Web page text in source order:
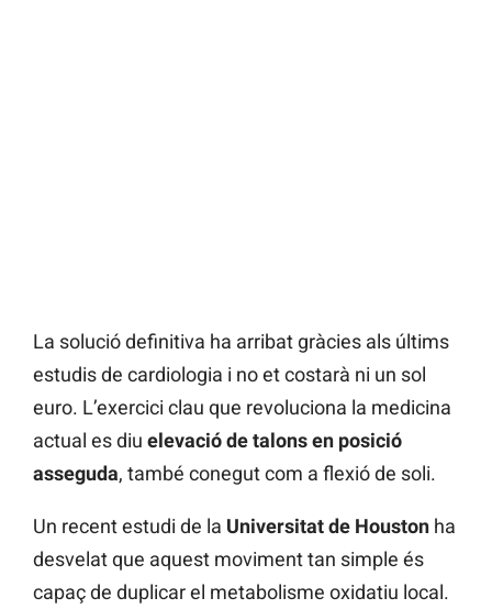
La solució definitiva ha arribat gràcies als últims
estudis de cardiologia i no et costarà ni un sol
euro. L’exercici clau que revoluciona la medicina
actual es diu elevació de talons en posició
asseguda, també conegut com a flexió de soli.
Un recent estudi de la Universitat de Houston ha
desvelat que aquest moviment tan simple és
capaç de duplicar el metabolisme oxidatiu local.